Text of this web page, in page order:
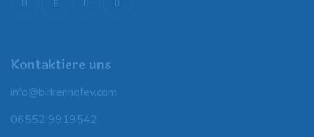
Kontaktiere uns
info@birkenhofev.com
06552 9919542